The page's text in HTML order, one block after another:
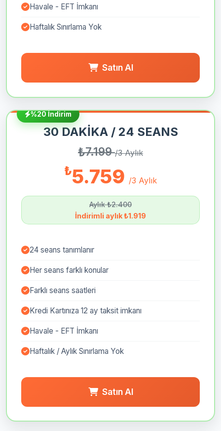
Havale - EFT İmkanı
Haftalık Sınırlama Yok
Satın Al
%20 İndirim
30 DAKİKA / 24 SEANS
₺7.199/3 Aylık
₺5.759 /3 Aylık
Aylık ₺2.400
İndirimli aylık ₺1.919
24 seans tanımlanır
Her seans farklı konular
Farklı seans saatleri
Kredi Kartınıza 12 ay taksit imkanı
Havale - EFT İmkanı
Haftalık / Aylık Sınırlama Yok
Satın Al